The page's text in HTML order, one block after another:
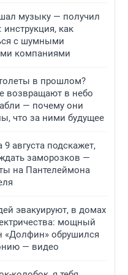
музыку — получил
как
с шумными
компаниями
в прошлом?
возвращают в небо
— почему они
что за ними будущее
9 августа подскажет,
заморозков —
на Пантелеймона
эвакуируют, в домах
мощный
«Долфин» обрушился
— видео